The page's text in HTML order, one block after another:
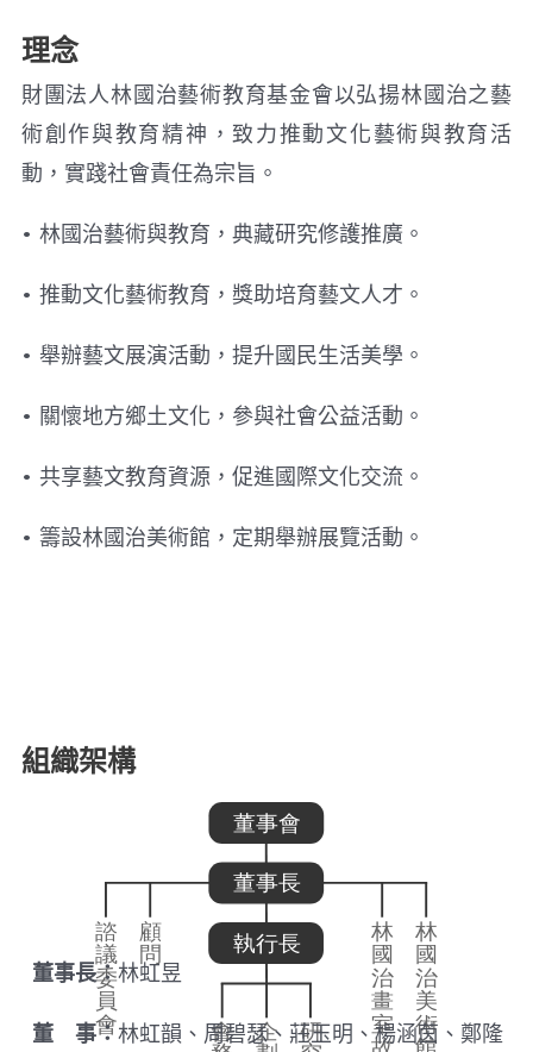
理念
財團法人林國治藝術教育基金會以弘揚林國治之藝
術創作與教育精神，致力推動文化藝術與教育活
動，實踐社會責任為宗旨。
• 林國治藝術與教育，典藏研究修護推廣。
• 推動文化藝術教育，獎助培育藝文人才。
• 舉辦藝文展演活動，提升國民生活美學。
• 關懷地方鄉土文化，參與社會公益活動。
• 共享藝文教育資源，促進國際文化交流。
• 籌設林國治美術館，定期舉辦展覽活動。
組織架構
董事長：林虹昱
董 事：林虹韻、周碧瑟、莊玉明、楊涵茵、鄭隆